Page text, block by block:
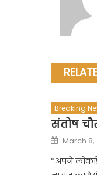
Breaking
संतोष
Posted
on
March 8,
*अपने